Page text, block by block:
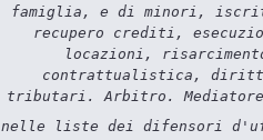
famiglia, e di minori,
recupero crediti,
locazioni,
contrattualistica,
tributari. Arbitro.
nelle liste dei difensori